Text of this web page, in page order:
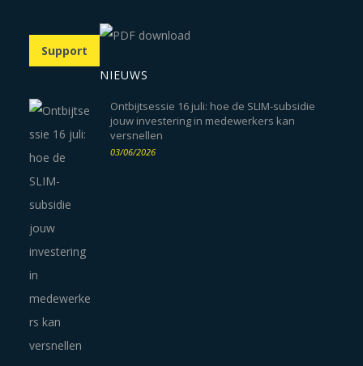
Support
NIEUWS
Ontbijtsessie 16 juli: hoe de SLIM-subsidie
jouw investering in medewerkers kan
versnellen
03/06/2026